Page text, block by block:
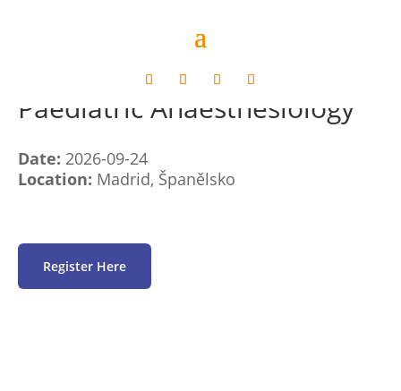
European congress for
Paediatric Anaesthesiology
Date: 2026-09-24
Location: Madrid, Španělsko
Register Here